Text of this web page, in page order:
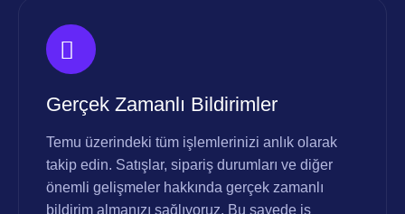
Gerçek Zamanlı Bildirimler
Temu üzerindeki tüm işlemlerinizi anlık olarak
takip edin. Satışlar, sipariş durumları ve diğer
önemli gelişmeler hakkında gerçek zamanlı
bildirim almanızı sağlıyoruz. Bu sayede iş